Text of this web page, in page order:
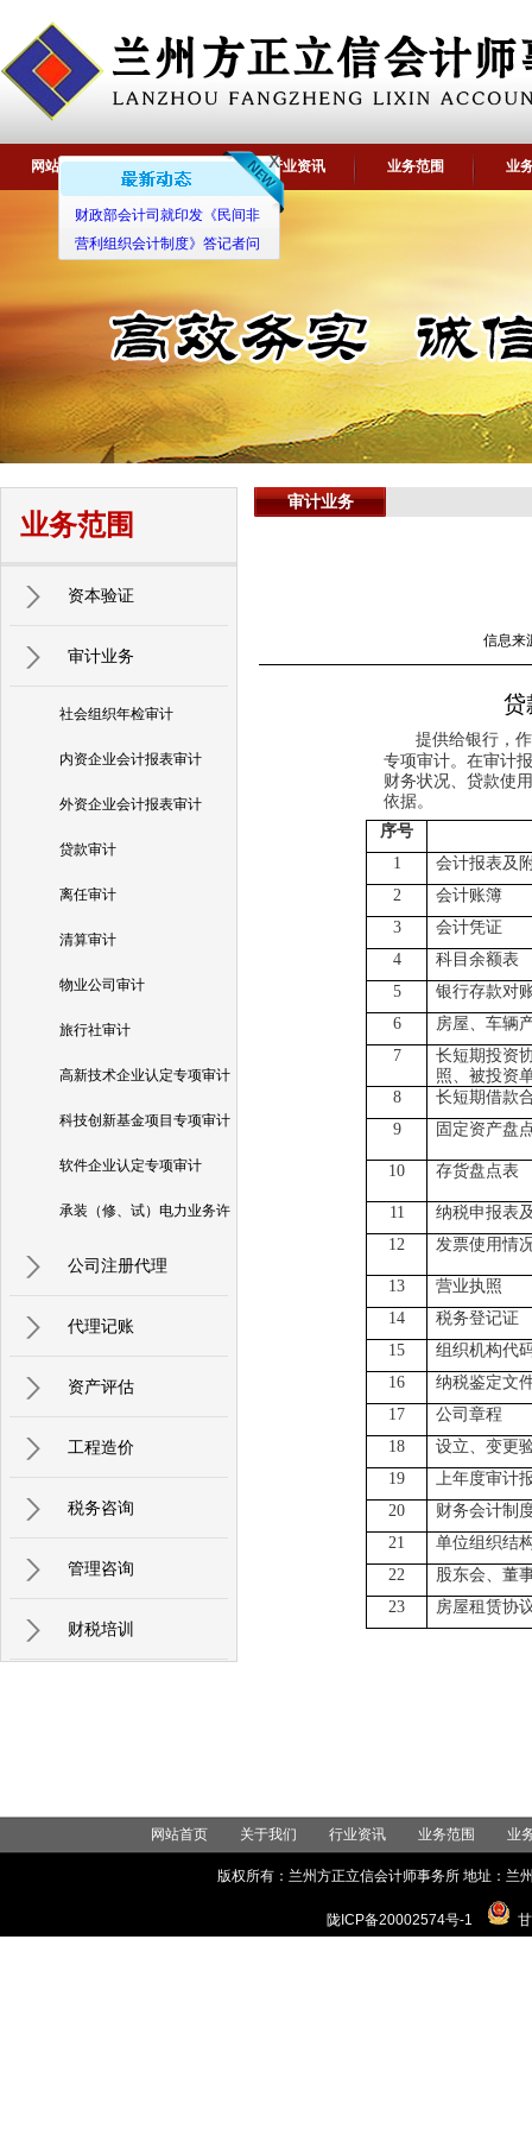
网站首页 关于我们 行业资讯 业务范围 业
业务范围
资本验证
审计业务
社会组织年检审计
内资企业会计报表审计
外资企业会计报表审计
贷款审计
离任审计
清算审计
物业公司审计
旅行社审计
高新技术企业认定专项审计
科技创新基金项目专项审计
软件企业认定专项审计
承装（修、试）电力业务许
公司注册代理
代理记账
资产评估
工程造价
税务咨询
管理咨询
财税培训
审计业务
信息来
贷款审
提供给银行，
专项审计。在审计
财务状况、贷款使
依据。
序号
1
会计报表及
2
会计账簿
3
会计凭证
4
科目余额表
5
银行存款对
6
房屋、车辆
7
长短期投资
照、被投资
8
长短期借款
9
固定资产盘
10 存货盘点表
11
纳税申报表
12
发票使用情
13
营业执照
14
税务登记证
15
组织机构代
16
纳税鉴定文
17
公司章程
18
设立、变更
19
上年度审计
20
财务会计制
21
单位组织结
22
股东会、董
23
房屋租赁协
网站首页 关于我们 行业资讯 业务范围 业
版权所有：兰州方正立信会计师事务所 地址：
陇ICP备20002574号-1
x
财政部会计司就印发《民间非
营利组织会计制度》答记者问